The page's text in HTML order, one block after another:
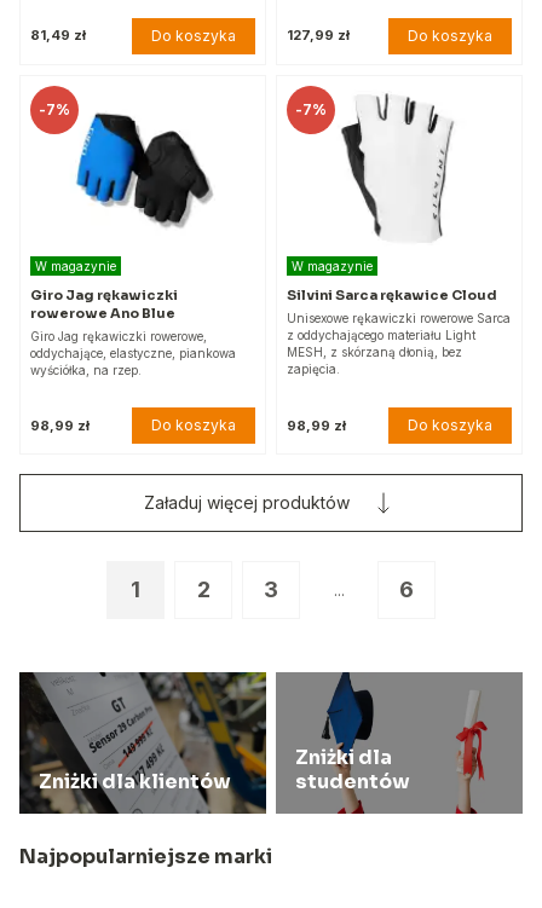
81,49 zł Do koszyka 127,99 zł Do koszyka
-7%
W magazynie
Giro Jag rękawiczki
rowerowe Ano Blue
Giro Jag rękawiczki rowerowe,
oddychające, elastyczne, piankowa
wyściółka, na rzep.
98,99 zł Do koszyka
-7%
W magazynie
Silvini Sarca rękawice Cloud
Unisexowe rękawiczki rowerowe Sarca
z oddychającego materiału Light
MESH, z skórzaną dłonią, bez
zapięcia.
98,99 zł Do koszyka
1 2 3 ... 6
Załaduj więcej produktów
Zniżki dla klientów
Zniżki dla
studentów
Najpopularniejsze marki